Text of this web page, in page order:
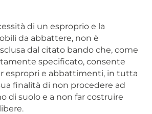
di un esproprio e la
da abbattere, non è
dal citato bando che, come
specificato, consente
espropri e abbattimenti, in tutta
finalità di non procedere ad
di suolo e a non far costruire